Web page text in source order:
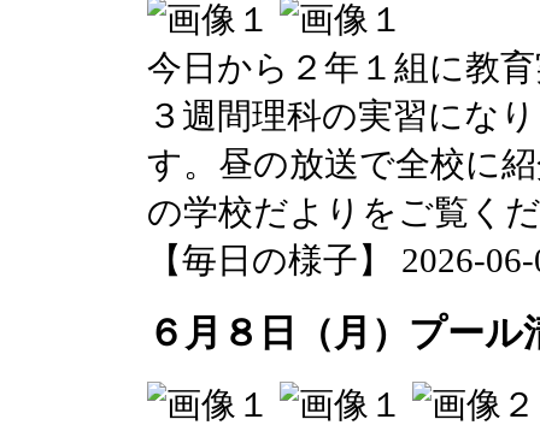
今日から２年１組に教
３週間理科の実習にな
す。昼の放送で全校に
の学校だよりをご覧く
【毎日の様子】 2026-
６月８日（月）プール